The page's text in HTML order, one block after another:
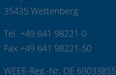
35435 Wettenberg
Tel +49 641 98221-0
Fax +49 641 98221-50
WEEE-Reg.-Nr. DE 69033855